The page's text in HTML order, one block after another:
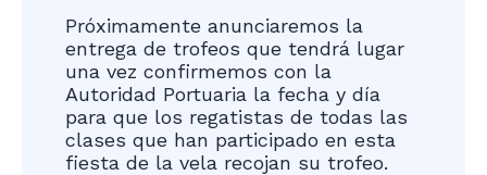
Próximamente anunciaremos la
entrega de trofeos que tendrá lugar
una vez confirmemos con la
Autoridad Portuaria la fecha y día
para que los regatistas de todas las
clases que han participado en esta
fiesta de la vela recojan su trofeo.